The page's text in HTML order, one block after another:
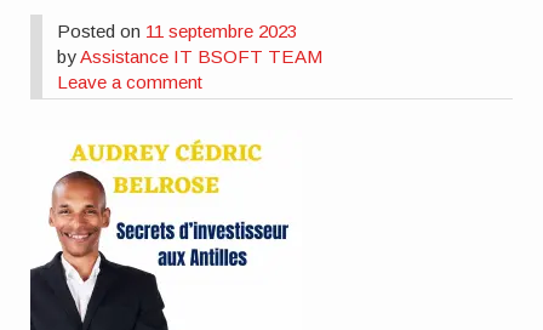
Posted on 11 septembre 2023
byAssistance IT BSOFT TEAM
Leave a comment